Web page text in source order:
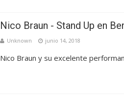
Nico Braun - Stand Up en
Unknown junio 14, 2018
Nico Braun y su excelente